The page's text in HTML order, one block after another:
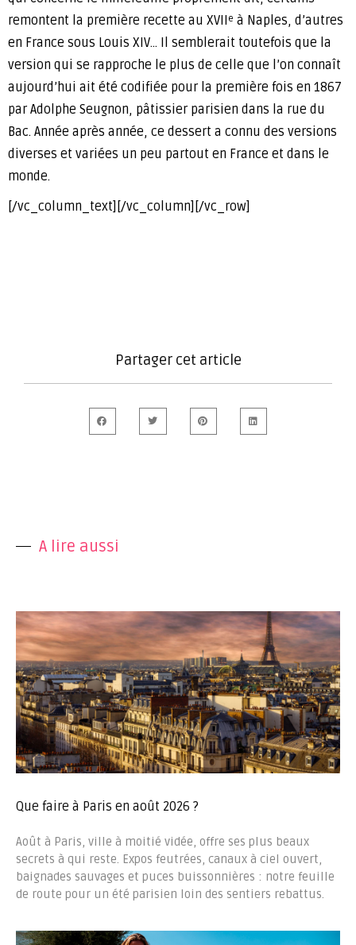
remontent la première recette au XVII e à Naples, d’autres
en France sous Louis XIV… Il semblerait toutefois que la
version qui se rapproche le plus de celle que l’on connaît
aujourd’hui ait été codifiée pour la première fois en 1867
par Adolphe Seugnon, pâtissier parisien dans la rue du
Bac. Année après année, ce dessert a connu des versions
diverses et variées un peu partout en France et dans le
monde.
[/vc_column_text][/vc_column][/vc_row]
Partager cet article
A lire aussi
Que faire à Paris en août 2026 ?
Août à Paris, ville à moitié vidée, offre ses plus beaux
secrets à qui reste. Expos feutrées, canaux à ciel ouvert,
baignades sauvages et puces buissonnières : notre feuille
de route pour un été parisien loin des sentiers rebattus.